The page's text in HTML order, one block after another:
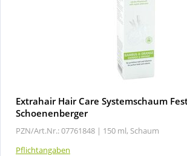
Extrahair Hair Care Systemschaum
Schoenenberger
PZN/Art.Nr.: 07761848 | 150 ml, Schaum
Pflichtangaben